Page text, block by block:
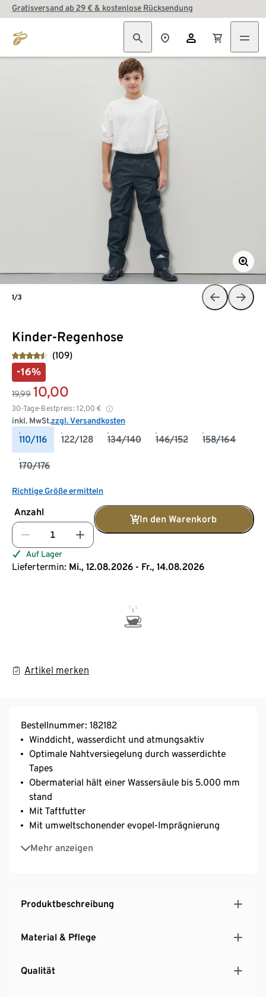
Gratisversand ab 29 € & kostenlose Rücksendung
Kinder-Regenhose
(109)
-16%
19,99 10,00
30-Tage-Bestpreis: 12,00 €
inkl. MwSt.zzgl. Versandkosten
110/116 122/128 134/140 146/152 158/164
170/176
Richtige Größe ermitteln
Anzahl
In den Warenkorb
Auf Lager
Liefertermin: Mi., 12.08.2026 - Fr., 14.08.2026
Artikel merken
1/3
Bestellnummer: 182182
Winddicht, wasserdicht und atmungsaktiv
Optimale Nahtversiegelung durch wasserdichte
Tapes
Obermaterial hält einer Wassersäule bis 5.000 mm
stand
Mit Taftfutter
Mit umweltschonender evopel-Imprägnierung
Mehr anzeigen
Mit reflektierenden Designelementen
Produktbeschreibung
Material & Pflege
Qualität